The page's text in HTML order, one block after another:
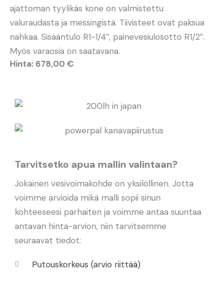
ajattoman tyylikäs kone on valmistettu
valuraudasta ja messingistä. Tiivisteet ovat paksua
nahkaa. Sisääntulo R1-1/4″, painevesiulosotto R1/2″.
Myös varaosia on saatavana.
Hinta: 678,00 €
Tarvitsetko apua mallin valintaan?
Jokainen vesivoimakohde on yksilöllinen. Jotta
voimme arvioida mikä malli sopii sinun
kohteeseesi parhaiten ja voimme antaa suuntaa
antavan hinta-arvion, niin tarvitsemme
seuraavat tiedot:
Putouskorkeus (arvio riittää)